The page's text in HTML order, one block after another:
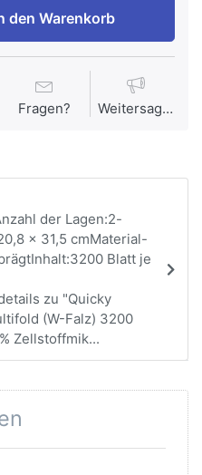
den Warenkorb
Fragen? Weitersagen
der Lagen:2-
x 31,5 cmMaterial-
Blatt je
zu "Quicky
(W-Falz) 3200
Zellstoffmik...